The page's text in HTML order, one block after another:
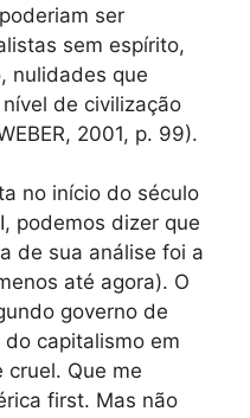
ser
sem espírito,
nulidades que
de civilização
2001, p. 99).
no início do século
podemos dizer que
de sua análise foi a
até agora). O
governo de
capitalismo em
cruel. Que me
first. Mas não